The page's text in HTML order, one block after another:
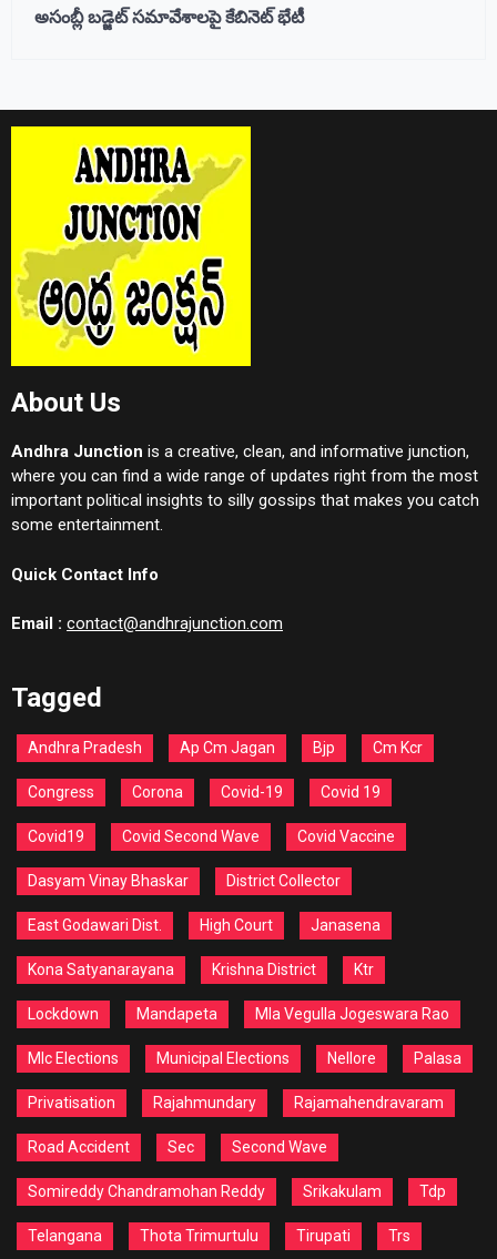
అసంబ్లీ బడ్జెట్ సమావేశాలపై కేబినెట్ భేటీ
About Us
Andhra Junction is a creative, clean, and informative junction,
where you can find a wide range of updates right from the most
important political insights to silly gossips that makes you catch
some entertainment.
Quick Contact Info
Email : contact@andhrajunction.com
Tagged
Andhra Pradesh Ap Cm Jagan Bjp Cm Kcr
Congress Corona Covid-19 Covid 19
Covid19 Covid Second Wave Covid Vaccine
Dasyam Vinay Bhaskar District Collector
East Godawari Dist. High Court Janasena
Kona Satyanarayana Krishna District Ktr
Lockdown Mandapeta Mla Vegulla Jogeswara Rao
Mlc Elections Municipal Elections Nellore Palasa
Privatisation Rajahmundary Rajamahendravaram
Road Accident Sec Second Wave
Somireddy Chandramohan Reddy Srikakulam Tdp
Telangana Thota Trimurtulu Tirupati Trs